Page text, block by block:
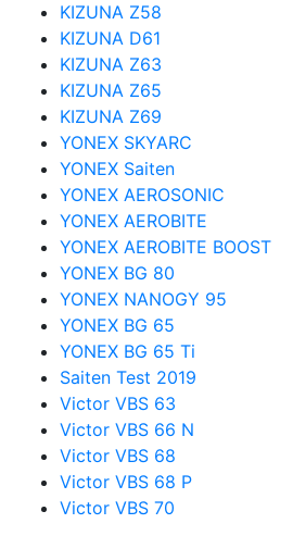
KIZUNA Z58
KIZUNA D61
KIZUNA Z63
KIZUNA Z65
KIZUNA Z69
YONEX SKYARC
YONEX Saiten
YONEX AEROSONIC
YONEX AEROBITE
YONEX AEROBITE BOOST
YONEX BG 80
YONEX NANOGY 95
YONEX BG 65
YONEX BG 65 Ti
Saiten Test 2019
Victor VBS 63
Victor VBS 66 N
Victor VBS 68
Victor VBS 68 P
Victor VBS 70